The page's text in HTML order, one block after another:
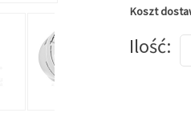
Koszt
Ilość